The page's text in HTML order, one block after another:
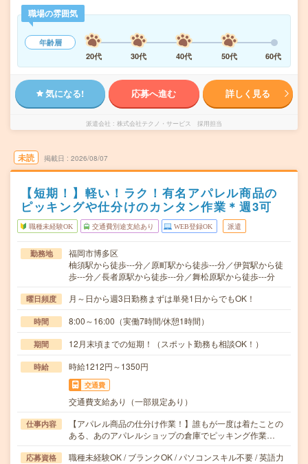
職場の雰囲気
年齢層
20代
30代 40代 50代 60代
気になる! 応募へ進む 詳しく見る
派遣会社 株式会社テクノ・サービス 採用担当
未読 掲載日 2026/08/07
【短期！】軽い！ラク！有名アパレル商品の
ピッキングや仕分けのカンタン作業＊週3可
職種未経験OK 交通費別途支給あり WEB登録OK 派遣
勤務地
福岡市博多区
柚須駅から徒歩---分／原町駅から徒歩---分／伊賀駅から徒
歩---分／長者原駅から徒歩---分／舞松原駅から徒歩---分
曜日頻度 月～日から週3日勤務まずは単発1日からでもOK！
時間 8:00～16:00（実働7時間/休憩1時間）
期間 12月末頃までの短期！（スポット勤務も相談OK！）
時給 時給1212円～1350円
交通費
交通費支給あり（一部規定あり）
仕事内容
【アパレル商品の仕分け作業！】誰もが一度は着たことの
ある、あのアパレルショップの倉庫でピッキング作業…
応募資格
職種未経験OK / ブランクOK / パソコンスキル不要 / 英語力